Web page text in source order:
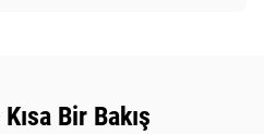
Bir Bakış